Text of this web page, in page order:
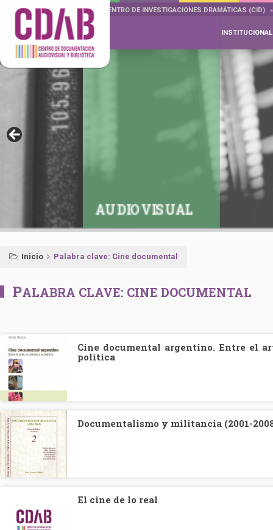
DOCUMENTA DRAMÁTICAS CENTRO DE INVESTIGACIONES DRAMÁTICAS (CID)
INSTITUCIONAL
AUDIOVISUAL
Inicio Palabra clave: Cine documental
PALABRA CLAVE: CINE DOCUMENTAL
Cine documental argentino. Entre el
política
Documentalismo y militancia (2001-
El cine de lo real